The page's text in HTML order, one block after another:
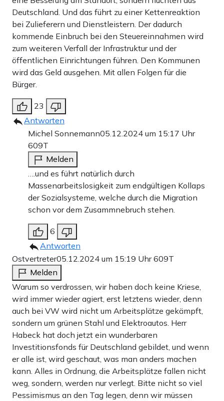
Deutschland. Und das führt zu einer Kettenreaktion
bei Zulieferern und Dienstleistern. Der dadurch
kommende Einbruch bei den Steuereinnahmen wird
zum weiteren Verfall der Infrastruktur und der
öffentlichen Einrichtungen führen. Den Kommunen
wird das Geld ausgehen. Mit allen Folgen für die
Bürger.
23
Antworten
Michel Sonnemann05.12.2024 um 15:17 Uhr
609T
Melden
….und es führt natürlich durch
Massenarbeitslosigkeit zum endgültigen Kollaps
der Sozialsysteme, welche durch die Migration
schon vor dem Zusammnebruch stehen.
6
Antworten
Ostvertreter05.12.2024 um 15:19 Uhr609T
Melden
Warum so verdrossen, wir haben doch keine Kriese,
wird immer wieder agiert, erst letztens wieder, denn
auch bei VW wird nicht um Arbeitsplätze gekämpft,
sondern um grünen Stahl und Elektroautos. Herr
Habeck hat doch jetzt ein wunderbaren
Investitionsfonds für Deutschland gebildet, und wenn
er alle ist, wird geschaut, was man anders machen
kann. Alles in Ordnung, die Arbeitsplätze fallen nicht
weg, sondern, werden nur verlegt. Bitte nicht so viel
Pessimismus an den Tag legen, denn wir müssen